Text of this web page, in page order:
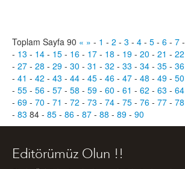
Toplam Sayfa 90 « » - 1 - 2 - 3 - 4 - 5 - 6 - 7 -
- 13 - 14 - 15 - 16 - 17 - 18 - 19 - 20 - 21 - 22
- 27 - 28 - 29 - 30 - 31 - 32 - 33 - 34 - 35 - 36
- 41 - 42 - 43 - 44 - 45 - 46 - 47 - 48 - 49 - 50
- 55 - 56 - 57 - 58 - 59 - 60 - 61 - 62 - 63 - 64
- 69 - 70 - 71 - 72 - 73 - 74 - 75 - 76 - 77 - 78
- 83 84 - 85 - 86 - 87 - 88 - 89 - 90
Editörümüz Olun !!